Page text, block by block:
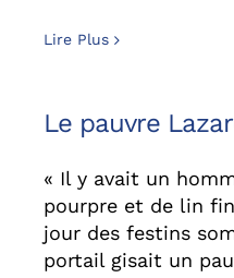
Lire Plus
Le pauvre
« Il y avait un
pourpre et de lin
jour des festins
portail gisait un